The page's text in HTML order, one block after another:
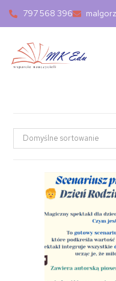
797 568 396
Domyślne sortowanie